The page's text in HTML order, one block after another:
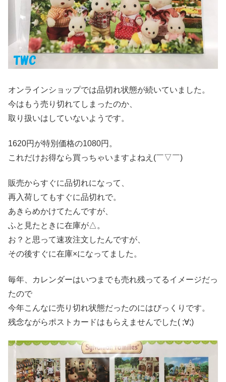
オンラインショップでは品切れ状態が続いていました。
今はもう売り切れてしまったのか、
取り扱いはしていないようです。
1620円が特別価格の1080円。
これだけお得なら買っちゃいますよねえ(￣▽￣)
販売からすぐに品切れになって、
再入荷してもすぐに品切れで。
あきらめかけてたんですが、
ふと見たときに在庫が△。
お？と思って速攻注文したんですが、
その後すぐに在庫×になってました。
毎年、カレンダーはいつまでも売れ残ってるイメージだっ
たので
今年こんなに売り切れ状態だったのにはびっくりです。
残念ながらポストカードはもらえませんでした( ;∀;)